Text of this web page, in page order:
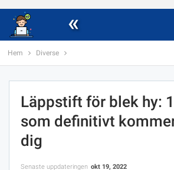
«
Hem Diverse
Läppstift för blek hy:
som definitivt
dig
Senaste uppdateringen okt 19, 2022